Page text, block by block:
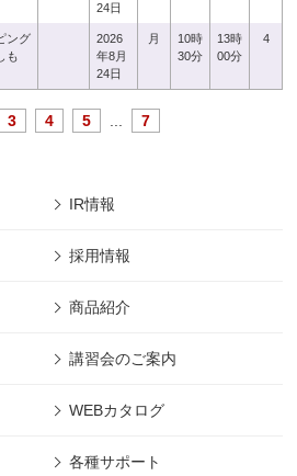
24日
ング
も
2026
年8月
24日
月
10時
30分
13時
00分
4
3 4 5 7
IR情報
採用情報
商品紹介
講習会のご案内
WEBカタログ
各種サポート